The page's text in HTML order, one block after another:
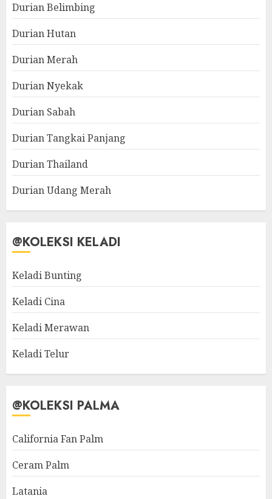
Durian Belimbing
Durian Hutan
Durian Merah
Durian Nyekak
Durian Sabah
Durian Tangkai Panjang
Durian Thailand
Durian Udang Merah
@KOLEKSI KELADI
Keladi Bunting
Keladi Cina
Keladi Merawan
Keladi Telur
@KOLEKSI PALMA
California Fan Palm
Ceram Palm
Latania